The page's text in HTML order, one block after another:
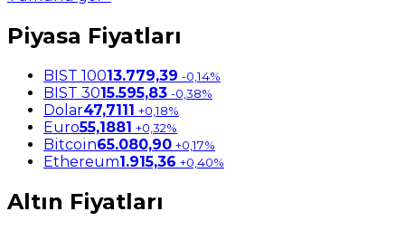
Piyasa Fiyatları
BIST 10013.779,39 -0,14%
BIST 3015.595,83 -0,38%
Dolar47,7111 +0,18%
Euro55,1881 +0,32%
Bitcoin65.080,90 +0,17%
Ethereum1.915,36 +0,40%
Altın Fiyatları